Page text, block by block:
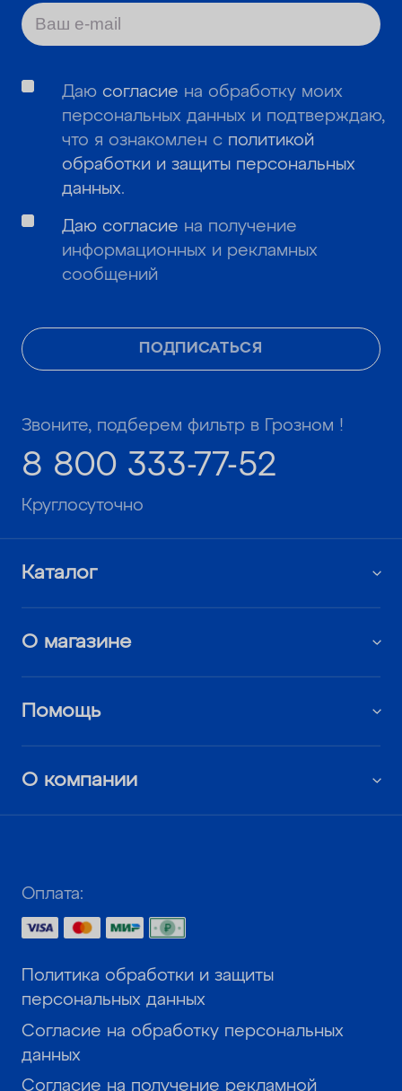
ПОДПИСАТЬСЯ
Даю согласие на обработку моих
персональных данных и подтверждаю,
что я ознакомлен с политикой
обработки и защиты персональных
данных.
Даю согласие на получение
информационных и рекламных
сообщений
Звоните, подберем фильтр в Грозном !
8 800 333-77-52
Круглосуточно
Каталог
О магазине
Помощь
О компании
Оплата:
Политика обработки и защиты
персональных данных
Согласие на обработку персональных
данных
Согласие на получение рекламной